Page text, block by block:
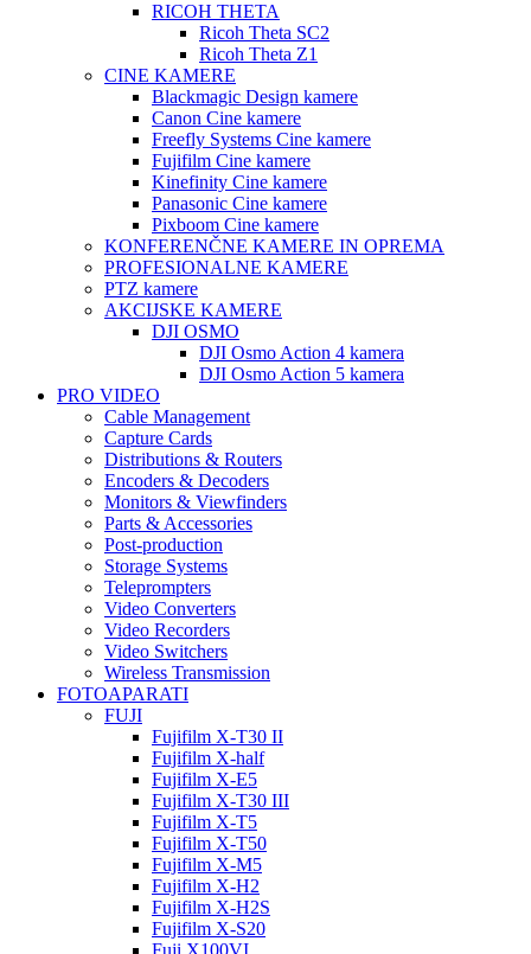
RICOH THETA
Ricoh Theta SC2
Ricoh Theta Z1
CINE KAMERE
Blackmagic Design kamere
Canon Cine kamere
Freefly Systems Cine kamere
Fujifilm Cine kamere
Kinefinity Cine kamere
Panasonic Cine kamere
Pixboom Cine kamere
KONFERENČNE KAMERE IN OPREMA
PROFESIONALNE KAMERE
PTZ kamere
AKCIJSKE KAMERE
DJI OSMO
DJI Osmo Action 4 kamera
DJI Osmo Action 5 kamera
PRO VIDEO
Cable Management
Capture Cards
Distributions & Routers
Encoders & Decoders
Monitors & Viewfinders
Parts & Accessories
Post-production
Storage Systems
Teleprompters
Video Converters
Video Recorders
Video Switchers
Wireless Transmission
FOTOAPARATI
FUJI
Fujifilm X-T30 II
Fujifilm X-half
Fujifilm X-E5
Fujifilm X-T30 III
Fujifilm X-T5
Fujifilm X-T50
Fujifilm X-M5
Fujifilm X-H2
Fujifilm X-H2S
Fujifilm X-S20
Fuji X100VI